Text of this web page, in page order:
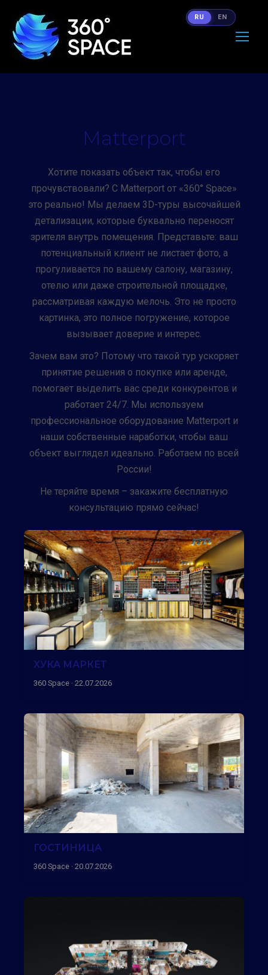
Matterport
Хотите показать объект так, чтобы его
прочувствовали? С Matterport от «360° Space»
это реально! Мы делаем 3D-туры высочайшей
детализации, которые буквально переносят
зрителя внутрь помещения. Представьте: ваш
потенциальный клиент не листает фото, а
прогуливается по вашему салону, магазину,
отелю или даже строительной площадке,
рассматривая каждую мелочь. Это не просто
картинка, это полное погружение, которое
вызывает доверие и интерес.
Зачем вам это? Потому что такой тур ускоряет
принятие решения о покупке или аренде,
помогает выделить вас среди конкурентов и
работает 24/7. Мы используем
профессиональное оборудование Matterport и
наши собственные наработки, чтобы ваш
объект выглядел идеально. Работаем по всей
России!
Не теряйте время – закажите бесплатную
консультацию прямо сейчас!
ХУКА МАРКЕТ
360 Space · 22.07.2026
ГОСТИНИЦА
360 Space · 20.07.2026
RU EN